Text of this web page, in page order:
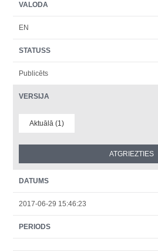
VALODA
EN
STATUSS
Publicēts
VERSIJA
Aktuālā (1)
DATUMS
2017-06-29 15:46:23
PERIODS